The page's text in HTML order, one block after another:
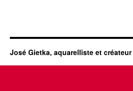
José Gietka, aquarelliste et